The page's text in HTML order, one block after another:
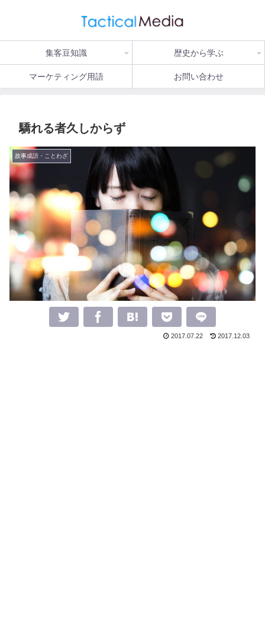
集客豆知識 歴史から学ぶ
マーケティング用語 お問い合わせ
驕れる者久しからず
故事成語・ことわざ
2017.07.22 2017.12.03